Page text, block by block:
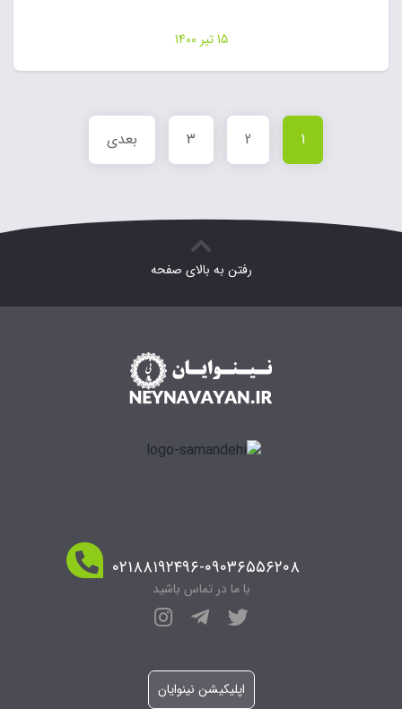
15 تیر 1400
1
2
3 بعدی
رفتن به بالای صفحه
۰۲۱۸۸۱۹۲۴۹۶-۰۹۰۳۶۵۵۶۲۰۸
با ما در تماس باشید
اپلیکیشن نینوایان